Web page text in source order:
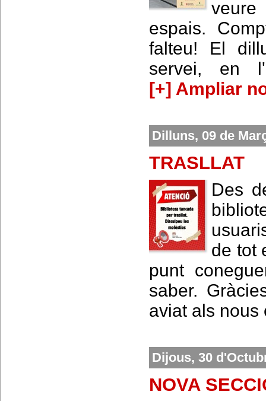
espais.
falteu! El
servei, en
[+] Ampliar
Dilluns, 09 de
TRASLLAT
Des
de tot
punt
saber.
aviat als
Dijous, 30
NOVA